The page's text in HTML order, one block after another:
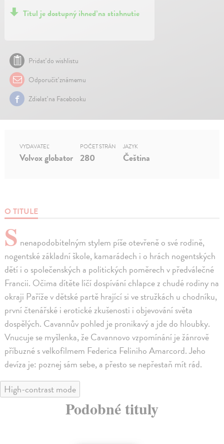
Titul je dostupný ihneď na stiahnutie
Pridať do wishlistu
Odporučiť známemu
Zdielať na Facebooku
O TITULE
S nenapodobitelným stylem píše otevřeně o své rodině,
nogentské základní škole, kamarádech i o hrách nogentských
dětí i o společenských a politických poměrech v předválečné
Francii. Očima dítěte líčí dospívání chlapce z chudé rodiny na
okraji Paříže v dětské partě hrající si ve stružkách u chodníku,
první čtenářské i erotické zkušenosti i objevování světa
dospělých. Cavannův pohled je pronikavý a jde do hloubky.
Vnucuje se myšlenka, že Cavannovo vzpomínání je žánrově
příbuzné s velkofilmem Federica Feliniho Amarcord. Jeho
devíza je: poznej sám sebe, a přesto se nepřestaň mít rád.
VYDAVATEĽ
Volvox globator
POČET STRÁN
280
JAZYK
Čeština
High-contrast mode
Podobné tituly